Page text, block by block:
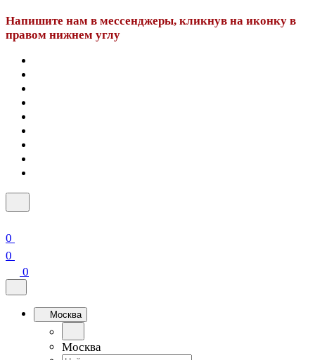
Напишите нам в мессенджеры, кликнув на иконку в
правом нижнем углу
0
0
0
Москва
Москва